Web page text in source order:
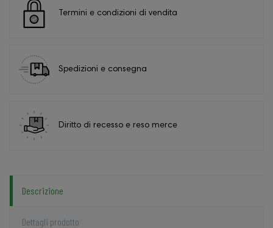
Termini e condizioni di vendita
Spedizioni e consegna
Diritto di recesso e reso merce
Descrizione
Dettagli prodotto